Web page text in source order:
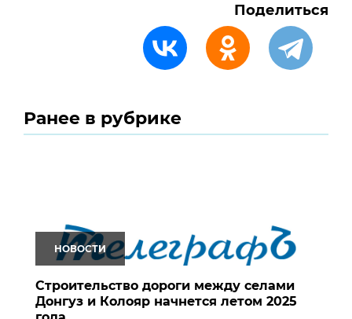
Поделиться
Ранее в рубрике
НОВОСТИ
Строительство дороги между селами
Донгуз и Колояр начнется летом 2025